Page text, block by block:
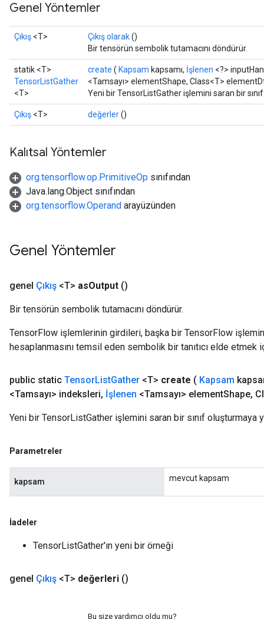
Genel Yöntemler
Çıkış <T> Çıkış olarak()
Bir tensörün sembolik tutamacını döndürür.
statik <T>
TensorListGather
<T>
create ( Kapsam kapsamı, İşlenen <?>
<Tamsayı> elementShape, Class<T>
Yeni bir TensorListGather işlemini saran bir
Çıkış <T> değerler()
Kalıtsal Yöntemler
org.tensorflow.op.PrimitiveOp sınıfından
Java.lang.Object sınıfından
org.tensorflow.Operand arayüzünden
Genel Yöntemler
genel Çıkış <T> asOutput ()
Bir tensörün sembolik tutamacını döndürür.
TensorFlow işlemlerinin girdileri, başka bir TensorFlow
hesaplanmasını temsil eden sembolik bir tanıtıcı elde etmek
public static TensorListGather <T> create ( Kapsam
<Tamsayı> indeksleri, İşlenen <Tamsayı> elementShape,
Yeni bir TensorListGather işlemini saran bir sınıf oluşturmaya
Parametreler
kapsam mevcut kapsam
İadeler
TensorListGather'ın yeni bir örneği
genel Çıkış <T> değerleri ()
Bu size yardımcı oldu mu?